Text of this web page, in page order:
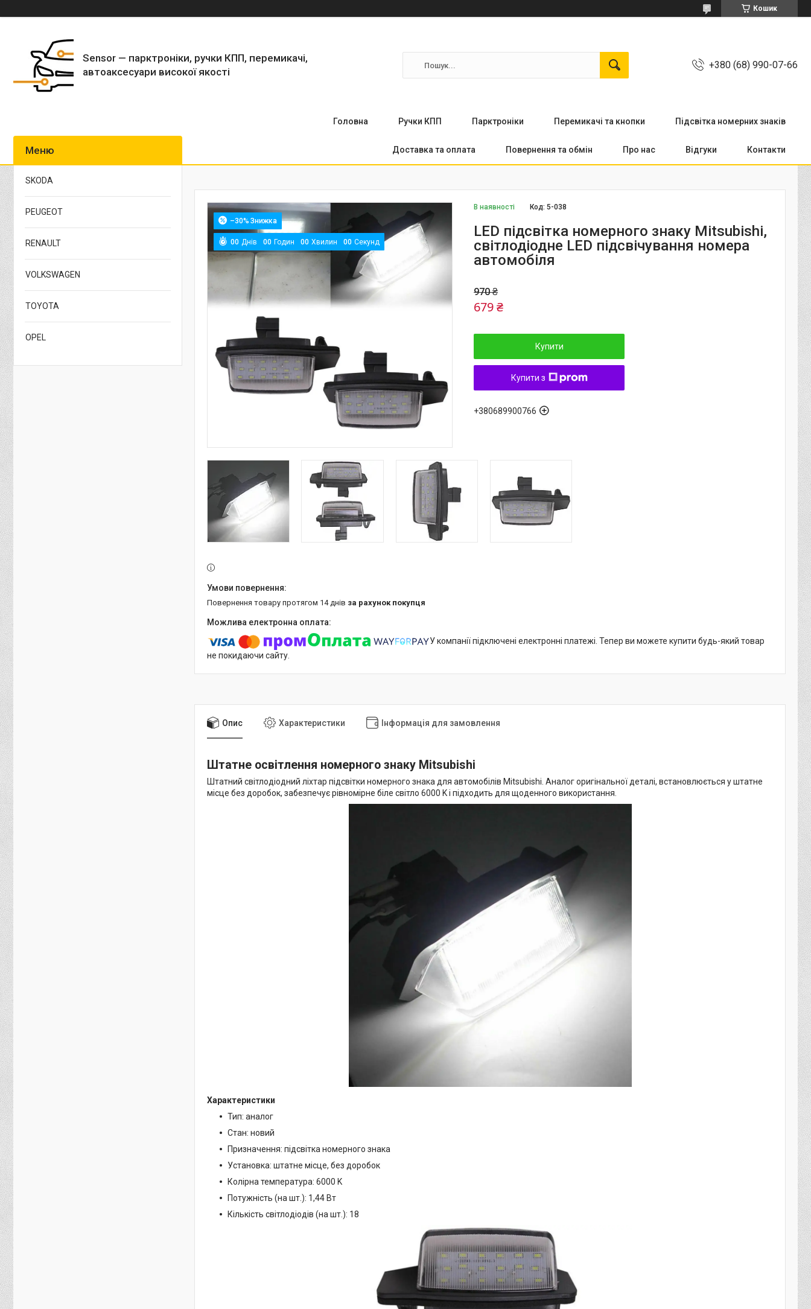
Кошик
Sensor — парктроніки, ручки КПП, перемикачі,
автоаксесуари високої якості
+380 (68) 990-07-66
Головна Ручки КПП Парктронiки Перемикачi та кнопки Підсвітка номерних знаків
Доставка та оплата Повернення та обмін Про нас Відгуки Контакти
–30%
00 Днів 00 Годин 00 Хвилин 00 Секунд
В наявності Код:5-038
LED підсвітка номерного знаку Mitsubishi,
світлодіодне LED підсвічування номера
автомобіля
970 ₴
679 ₴
Купити
Купити з
+380689900766
повернення товару протягом 14 днів за рахунок покупця
У компанії підключені електронні платежі. Тепер ви можете купити будь-який товар
не покидаючи сайту.
Опис Характеристики Інформація для замовлення
Штатне освітлення номерного знаку Mitsubishi
Штатний світлодіодний ліхтар підсвітки номерного знака для автомобілів Mitsubishi. Аналог оригінальної деталі, встановлюється у штатне
місце без доробок, забезпечує рівномірне біле світло 6000 K і підходить для щоденного використання.
Характеристики
Тип: аналог
Стан: новий
Призначення: підсвітка номерного знака
Установка: штатне місце, без доробок
Колірна температура: 6000 K
Потужність (на шт.): 1,44 Вт
Кількість світлодіодів (на шт.): 18
SKODA
PEUGEOT
RENAULT
VOLKSWAGEN
TOYOTA
OPEL